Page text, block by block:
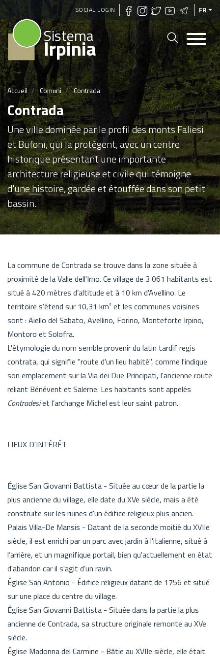
Aller
au
contenu
principal
SOCIAL LOGIN FR
Sistema
Irpinia
Accueil Comuni Contrada
Contrada
Une ville dominée par le profil des monts Faliesi
et Bufoni, qui la protègent, avec un centre
historique présentant une importante
architecture religieuse et civile qui témoigne
d'une histoire, gardée et étouffée dans son petit
bassin.
La commune de Contrada se trouve dans la zone située à
proximité de la Valle dell'Irno. Ce village de 3 061 habitants est
situé à 420 mètres d’altitude et à 10 km d'Avellino. Le
territoire s'étend sur 10,31 km² et les communes voisines
sont : Aiello del Sabato, Avellino, Forino, Monteforte Irpino,
Montoro et Solofra.
L'étymologie du nom semble provenir du latin tardif regis
contrata, qui signifie "route d'un lieu habité", comme l'indique
son emplacement sur la Via dei Due Principati, l'ancienne route
reliant Bénévent et Salerne. Les habitants sont appelés
Contradesiet l’archange Michel est leur saint patron.
LIEUX D'INTÉRÊT
Église San Giovanni Battista - Située au cœur de la partie la
plus ancienne du village, elle date du XVe siècle, mais a été
construite sur les ruines d'un édifice religieux plus ancien.
Palais Villa-De Mansis - Datant de la seconde moitié du XVIIe
siècle, il est enrichi par un parc avec jardin à l'italienne, situé à
l’arrière, et un magnifique portail, bien qu'actuellement en état
d'abandon car il s'agit d’un ravin.
Église San Antonio - Édifice religieux datant de 1756 et situé
sur une place du centre du village.
Église San Giovanni Battista - Située dans la partie la plus
ancienne de Contrada, sa structure originale remonte au XVe
siècle.
Église Madonna del Carmine - Bâtie au XVIIe siècle, elle était